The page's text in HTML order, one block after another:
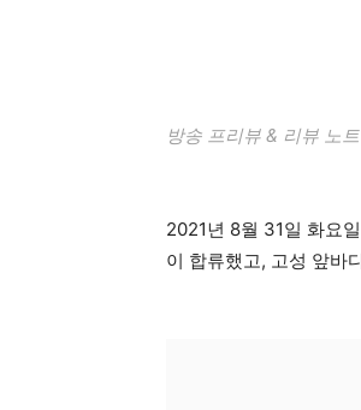
방송 프리뷰 & 리뷰 노트
2021년 8월 31일 화요
이 합류했고, 고성 앞바